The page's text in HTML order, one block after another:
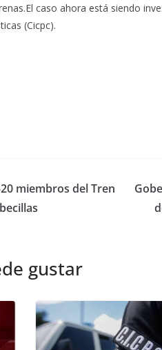
caso ahora está siendo
(Cicpc).
miembros del Tren
gustar